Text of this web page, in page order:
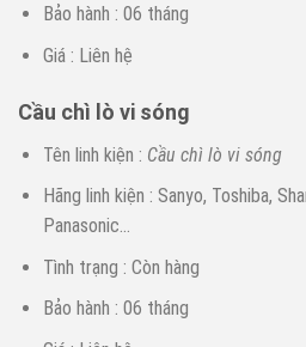
Bảo hành : 06 tháng
Giá : Liên hệ
Cầu chì lò vi sóng
Tên linh kiện : Cầu chì lò vi sóng
Hãng linh kiện : Sanyo, Toshiba,
Panasonic…
Tình trạng : Còn hàng
Bảo hành : 06 tháng